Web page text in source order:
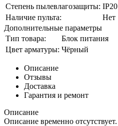
Степень пылевлагозащиты: IP20
Наличие пульта:
Нет
Дополнительные параметры
Тип товара:
Блок питания
Цвет арматуры: Чёрный
Описание
Отзывы
Доставка
Гарантия и ремонт
Описание
Описание временно отсутствует.